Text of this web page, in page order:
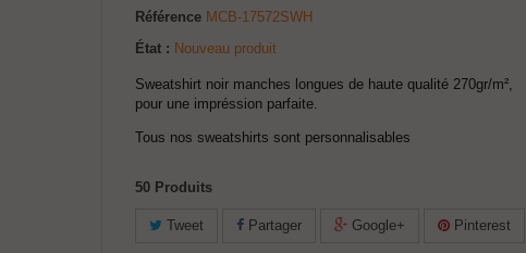
Référence MCB-17572SWH
État : Nouveau produit
Sweatshirt noir manches longues de haute qualité 270gr/m²,
pour une impréssion parfaite.
Tous nos sweatshirts sont personnalisables
50 Produits
Tweet Partager Google+ Pinterest